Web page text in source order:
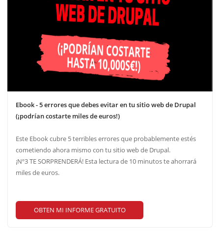
Ebook - 5 errores que debes evitar en tu sitio web de Drupal
(¡podrían costarte miles de euros!)
Este Ebook cubre 5 terribles errores que probablemente estés
cometiendo ahora mismo con tu sitio web de Drupal.
¡Nº3 TE SORPRENDERÁ! Esta lectura de 10 minutos te ahorrará
miles de euros.
OBTEN MI INFORME GRATUITO